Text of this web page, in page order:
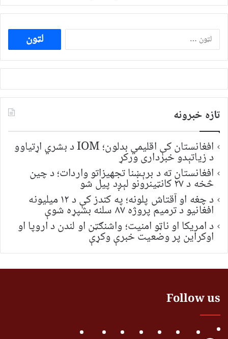
ددی
لپاره
لټون:
تازه خبرونه
افغانستان کې اقلیمي بدلون؛ IOM د بشري اړتیاوو
د زیاتېدو خبرداری ورکړ
افغانستان ته د برېښنا تجهیزاتو واردات؛ د چین
څخه د ۲۷ کانټینرونو لېږد پیل شو
د چغه او آقتاش پلونه؛ په کندز کې د ۱۲ میلیونه
افغانیو د ترمیم پروژه ۸۷ سلنه بشپړه شوې
د امریکا او ناټو امنیت؛ واشنګټن او لندن د اروپا او
اوکراین پر وضعیت خبرې وکړې
Follow us